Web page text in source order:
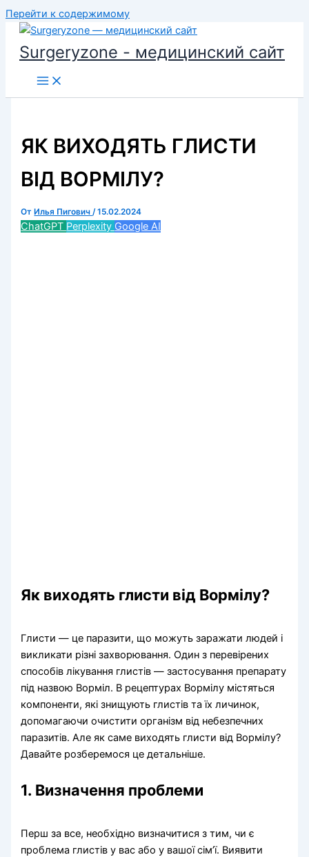
Перейти к содержимому
Surgeryzone - медицинский сайт
ЯК ВИХОДЯТЬ ГЛИСТИ
ВІД ВОРМІЛУ?
От Илья Пигович/15.02.2024
ChatGPT Perplexity Google AI
Як виходять глисти від Вормілу?
Глисти — це паразити, що можуть заражати людей і
викликати різні захворювання. Один з перевірених
способів лікування глистів — застосування препарату
під назвою Ворміл. В рецептурах Вормілу містяться
компоненти, які знищують глистів та їх личинок,
допомагаючи очистити організм від небезпечних
паразитів. Але як саме виходять глисти від Вормілу?
Давайте розберемося це детальніше.
1. Визначення проблеми
Перш за все, необхідно визначитися з тим, чи є
проблема глистів у вас або у вашої сім’ї. Виявити